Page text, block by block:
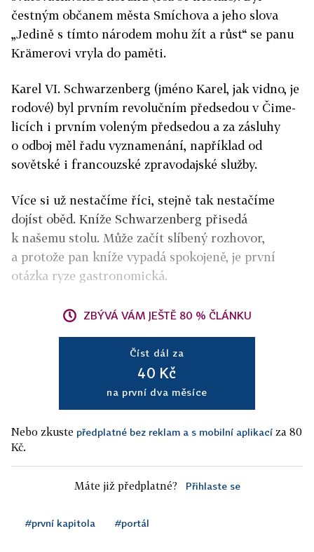
čestným občanem města Smíchova a jeho slova
„Jedině s tímto národem mohu žít a růst“ se panu
Krämerovi vryla do paměti.
Karel VI. Schwar­zenberg (jméno Karel, jak vidno, je
rodové) byl prvním revolučním předsedou v Čime­
licích i prvním voleným předsedou a za zásluhy
o odboj měl řadu vyznamenání, například od
sovětské i francouzské zpravodajské služby.
Více si už nestačíme říci, stejně tak nestačíme
dojíst oběd. Kníže Schwarzenberg přisedá
k našemu stolu. Může začít slíbený rozhovor,
a protože pan kníže vypadá spokojeně, je první
otázka ryze gastronomická.
ZBÝVÁ VÁM JEŠTĚ 80 % ČLÁNKU
Číst dál za
40 Kč
na první dva měsíce
Nebo zkuste předplatné bez reklam a s mobilní aplikací za 80
Kč.
Máte již předplatné? Přihlaste se
#první kapitola #portál